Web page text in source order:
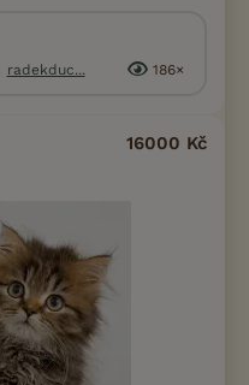
radekduc... 186×
16000 Kč